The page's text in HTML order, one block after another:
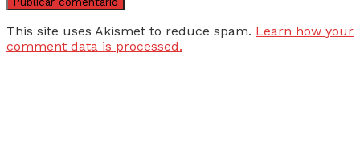
This site uses Akismet to reduce spam. Learn how your
comment data is processed.